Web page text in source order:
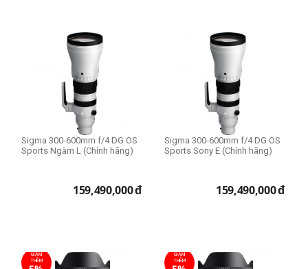
Size 37mm
Size 39mm
Size 40.5mm
Size 43mm
Size 46mm
Size 49mm
Size 52mm
Size 58mm
Size 77mm
Sigma 300-600mm f/4 DG OS
Sports Ngàm L (Chính hãng)
159,490,000đ
Sigma 300-600mm f/4 DG OS
Sports Sony E (Chính hãng)
159,490,000đ
GIẢM
THÊM
GIẢM
THÊM